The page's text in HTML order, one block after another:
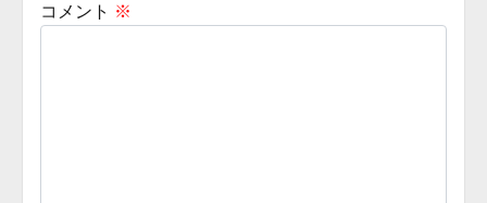
コメント ※